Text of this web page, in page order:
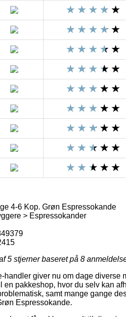
4-6 Kop. Grøn Espressokande
> Espressokander
5 stjerner baseret på 8
handler giver nu om dage
en pakkeshop, hvor du selv kan
samt mange gange
Espressokande.